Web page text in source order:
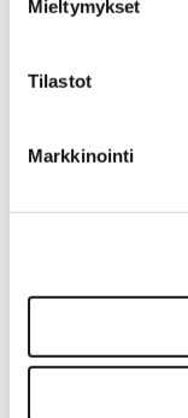
Mieltymykset
Tilastot
Markkinointi